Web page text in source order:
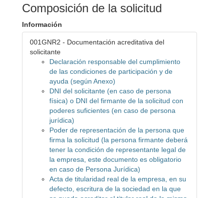
Composición de la solicitud
Información
001GNR2 - Documentación acreditativa del
solicitante
Declaración responsable del cumplimiento
de las condiciones de participación y de
ayuda (según Anexo)
DNI del solicitante (en caso de persona
física) o DNI del firmante de la solicitud con
poderes suficientes (en caso de persona
jurídica)
Poder de representación de la persona que
firma la solicitud (la persona firmante deberá
tener la condición de representante legal de
la empresa, este documento es obligatorio
en caso de Persona Jurídica)
Acta de titularidad real de la empresa, en su
defecto, escritura de la sociedad en la que